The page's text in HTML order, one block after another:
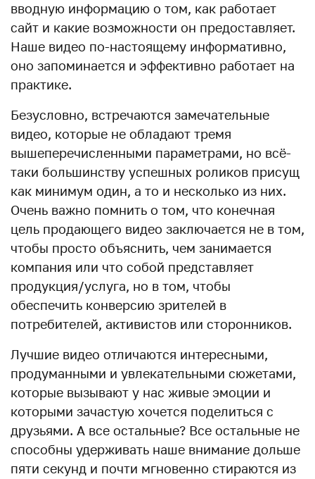
вводную информацию о том, как работает
сайт и какие возможности он предоставляет.
Наше видео по-настоящему информативно,
оно запоминается и эффективно работает на
практике.
Безусловно, встречаются замечательные
видео, которые не обладают тремя
вышеперечисленными параметрами, но всё-
таки большинству успешных роликов присущ
как минимум один, а то и несколько из них.
Очень важно помнить о том, что конечная
цель продающего видео заключается не в том,
чтобы просто объяснить, чем занимается
компания или что собой представляет
продукция/услуга, но в том, чтобы
обеспечить конверсию зрителей в
потребителей, активистов или сторонников.
Лучшие видео отличаются интересными,
продуманными и увлекательными сюжетами,
которые вызывают у нас живые эмоции и
которыми зачастую хочется поделиться с
друзьями. А все остальные? Все остальные не
способны удерживать наше внимание дольше
пяти секунд и почти мгновенно стираются из